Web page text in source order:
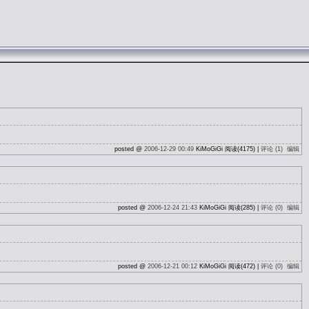
posted @ 2006-12-29 00:49 KiMoGiGi 阅读(4175) | 评论 (1) 编辑
posted @ 2006-12-24 21:43 KiMoGiGi 阅读(285) | 评论 (0) 编辑
posted @ 2006-12-21 00:12 KiMoGiGi 阅读(472) | 评论 (0) 编辑